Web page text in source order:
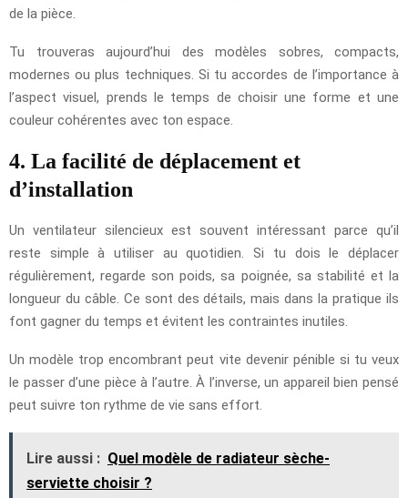
de la pièce.
Tu trouveras aujourd’hui des modèles sobres, compacts,
modernes ou plus techniques. Si tu accordes de l’importance à
l’aspect visuel, prends le temps de choisir une forme et une
couleur cohérentes avec ton espace.
4. La facilité de déplacement et
d’installation
Un ventilateur silencieux est souvent intéressant parce qu’il
reste simple à utiliser au quotidien. Si tu dois le déplacer
régulièrement, regarde son poids, sa poignée, sa stabilité et la
longueur du câble. Ce sont des détails, mais dans la pratique ils
font gagner du temps et évitent les contraintes inutiles.
Un modèle trop encombrant peut vite devenir pénible si tu veux
le passer d’une pièce à l’autre. À l’inverse, un appareil bien pensé
peut suivre ton rythme de vie sans effort.
Lire aussi : Quel modèle de radiateur sèche-
serviette choisir ?